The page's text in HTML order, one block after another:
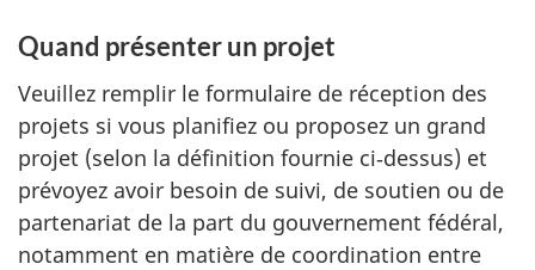
Quand présenter un projet
Veuillez remplir le formulaire de réception des
projets si vous planifiez ou proposez un grand
projet (selon la définition fournie ci‑dessus) et
prévoyez avoir besoin de suivi, de soutien ou de
partenariat de la part du gouvernement fédéral,
notamment en matière de coordination entre